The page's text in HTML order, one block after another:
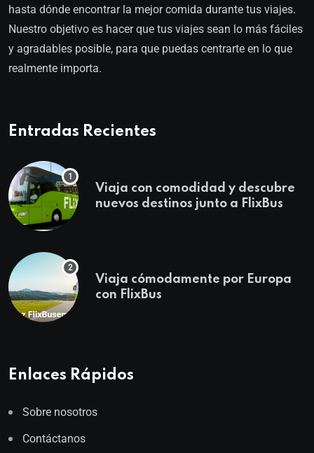
hasta dónde encontrar la mejor comida durante tus viajes.
Nuestro objetivo es hacer que tus viajes sean lo más fáciles
y agradables posible, para que puedas centrarte en lo que
realmente importa.
Entradas Recientes
Viaja con comodidad y descubre
nuevos destinos junto a FlixBus
Viaja cómodamente por Europa
con FlixBus
Enlaces Rápidos
Sobre nosotros
Contáctanos